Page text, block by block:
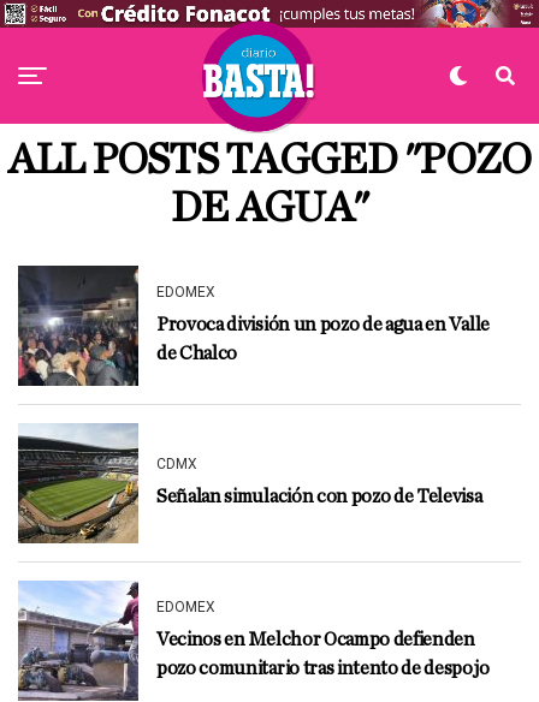
ALL POSTS TAGGED "POZO
DE AGUA"
EDOMEX
Provoca división un pozo de agua en Valle
de Chalco
CDMX
Señalan simulación con pozo de Televisa
EDOMEX
Vecinos en Melchor Ocampo defienden
pozo comunitario tras intento de despojo